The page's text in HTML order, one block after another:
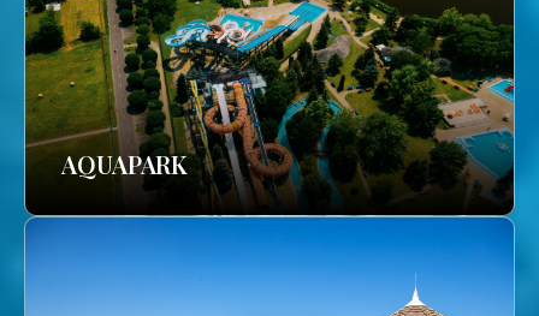
AQUAPARK